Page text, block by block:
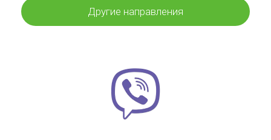
Другие направления